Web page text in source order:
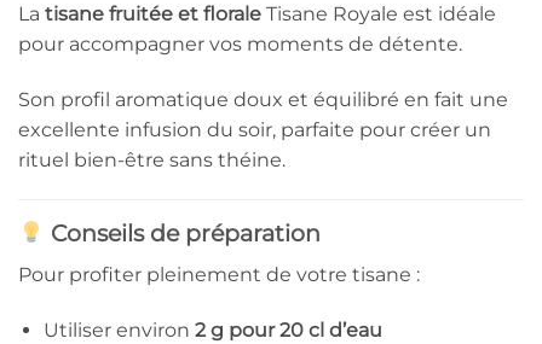
La tisane fruitée et florale Tisane Royale est idéale
pour accompagner vos moments de détente.
Son profil aromatique doux et équilibré en fait une
excellente infusion du soir, parfaite pour créer un
rituel bien-être sans théine.
Conseils de préparation
Pour profiter pleinement de votre tisane :
Utiliser environ 2 g pour 20 cl d’eau